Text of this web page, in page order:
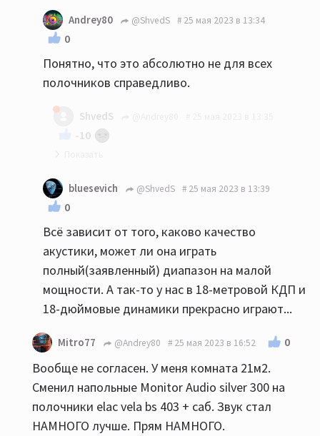
Если честно и субъективно, то спорно... У меня
18квм кдп, 610ые полочник умудрились завести
помещение, пока муж не доделал подготовку
дополнительно, те же 630 или целаны
напольники вообще бы порвали думаю, так что
мое имхо: до 20-22 квм никаких напольников...
Andrey80 @ShvedS 25 мая 2023 в 13:34
0
Понятно, что это абсолютно не для всех
полочников справедливо.
ShvedS
-10
Так и я Вам ни в коем случае не претензию :)
bluesevich @ShvedS 25 мая 2023 в 13:39
0
Всё зависит от того, каково качество
акустики, может ли она играть
полный(заявленный) диапазон на малой
мощности. А так-то у нас в 18-метровой КДП и
18-дюймовые динамики прекрасно играют...
Mitro77 @Andrey80 25 мая 2023 в 16:52 0
Вообще не согласен. У меня комната 21м2.
Сменил напольные Monitor Audio silver 300 на
полочники elac vela bs 403 + саб. Звук стал
НАМНОГО лучше. Прям НАМНОГО.